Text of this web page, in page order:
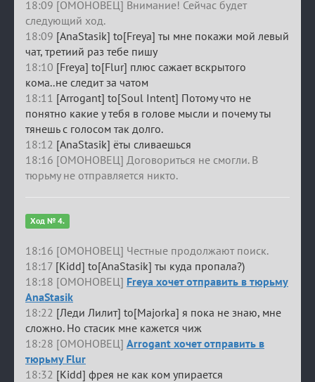
18:09 [ОМОНОВЕЦ] Внимание! Сейчас будет
следующий ход.
18:09 [AnaStasik] to[Freya] ты мне покажи мой левый
чат, третиий раз тебе пишу
18:10 [Freya] to[Flur] плюс сажает вскрытого
кома..не следит за чатом
18:11 [Arrogant] to[Soul Intent] Потому что не
понятно какие у тебя в голове мысли и почему ты
тянешь с голосом так долго.
18:12 [AnaStasik] ёты сливаешься
18:16 [ОМОНОВЕЦ] Договориться не смогли. В
тюрьму не отправляется никто.
Ход № 4.
18:16 [ОМОНОВЕЦ] Честные продолжают поиск.
18:17 [Kidd] to[AnaStasik] ты куда пропала?)
18:18 [ОМОНОВЕЦ] Freya хочет отправить в тюрьму
AnaStasik
18:22 [Леди Лилит] to[Majorka] я пока не знаю, мне
сложно. Но стасик мне кажется чиж
18:28 [ОМОНОВЕЦ] Arrogant хочет отправить в
тюрьму Flur
18:32 [Kidd] фрея не как ком упирается